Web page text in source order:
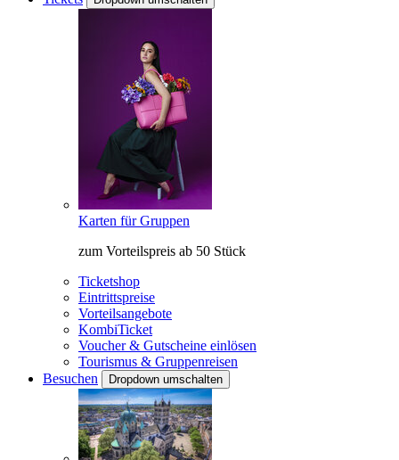
Karten für Gruppen
zum Vorteilspreis ab 50 Stück
Ticketshop
Eintrittspreise
Vorteilsangebote
KombiTicket
Voucher & Gutscheine einlösen
Tourismus & Gruppenreisen
Besuchen
Dropdown umschalten